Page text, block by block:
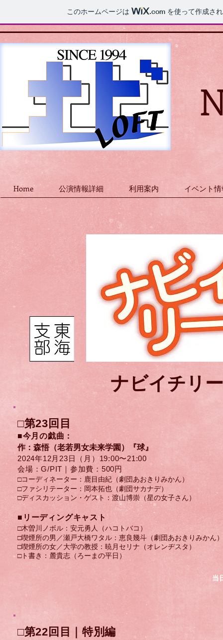
このホームページは .comを使って作成さ
Home 公演情報詳細 利用案内 イベント
ナビイチリ
□第23 回目
■今月の戯曲 ：
作：森悟（老若男女未来学園）『球』
2024年12月23日（月）​19:00〜21:00
会場：G/PIT｜参加費：500円
□コーディネーター：鹿目由紀（劇団あおきりみかん）
□ファシリテーター：岡本拓也（劇団サカナデ）
​□ディスカッション・ゲスト：渡山博崇（星の女子さん）
​■リーディングキャスト
□木曽川ノボル：​安元勇人（ハコトバコ）
□喫煙所の男／瀬戸大橋ワタル：恵良幾斗（劇団あおきりみかん）
□喫煙所の女／大学の教授：暁月セリナ（オレンヂスタ）
□ト書き：麓貴志（ろーまの平日）
当
□第22 回目｜特別編